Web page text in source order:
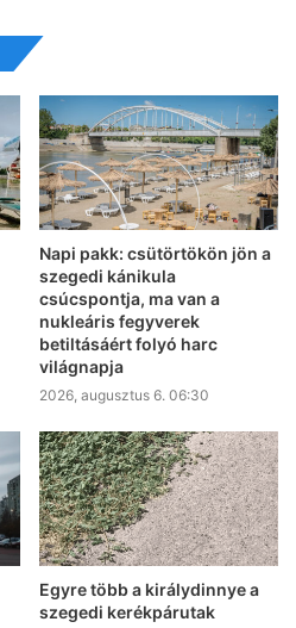
Napi pakk: csütörtökön jön a
szegedi kánikula
csúcspontja, ma van a
nukleáris fegyverek
betiltásáért folyó harc
világnapja
2026, augusztus 6. 06:30
Egyre több a királydinnye a
szegedi kerékpárutak